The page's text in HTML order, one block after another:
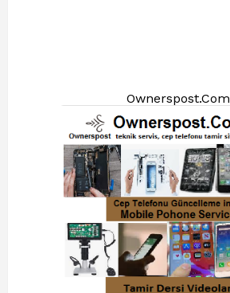
Ownerspost.Com